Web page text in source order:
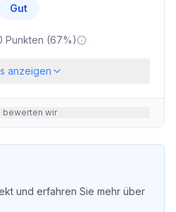
Gut
Punkten (67%)
anzeigen
bewerten wir
und erfahren Sie mehr über